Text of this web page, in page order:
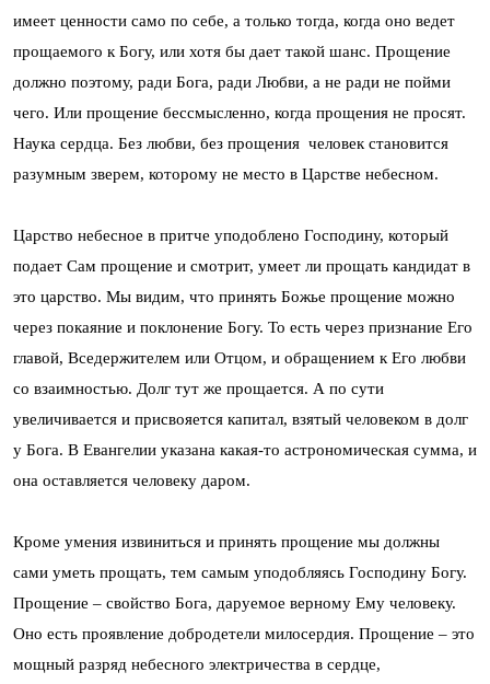
имеет ценности само по себе, а только тогда, когда оно ведет
прощаемого к Богу, или хотя бы дает такой шанс. Прощение
должно поэтому, ради Бога, ради Любви, а не ради не пойми
чего. Или прощение бессмысленно, когда прощения не просят.
Наука сердца. Без любви, без прощения человек становится
разумным зверем, которому не место в Царстве небесном.
Царство небесное в притче уподоблено Господину, который
подает Сам прощение и смотрит, умеет ли прощать кандидат в
это царство. Мы видим, что принять Божье прощение можно
через покаяние и поклонение Богу. То есть через признание Его
главой, Вседержителем или Отцом, и обращением к Его любви
со взаимностью. Долг тут же прощается. А по сути
увеличивается и присвояется капитал, взятый человеком в долг
у Бога. В Евангелии указана какая-то астрономическая сумма, и
она оставляется человеку даром.
Кроме умения извиниться и принять прощение мы должны
сами уметь прощать, тем самым уподобляясь Господину Богу.
Прощение – свойство Бога, даруемое верному Ему человеку.
Оно есть проявление добродетели милосердия. Прощение – это
мощный разряд небесного электричества в сердце,